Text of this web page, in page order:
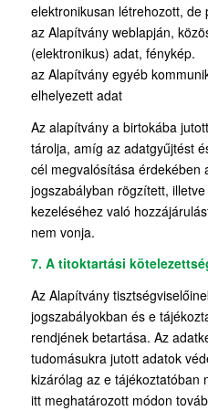
elektronikusan létrehozott,
az Alapítvány weblapján,
(elektronikus) adat, fénykép.
az Alapítvány egyéb
elhelyezett adat
Az alapítvány a birtokába
tárolja, amíg az adatgyűjtést
cél megvalósítása érdekében
jogszabályban rögzített,
kezeléséhez való
nem vonja.
7. A titoktartási
Az Alapítvány
jogszabályokban és e
rendjének betartása. Az
tudomásukra jutott adatok
kizárólag az e tájékoztatóban
itt meghatározott módon